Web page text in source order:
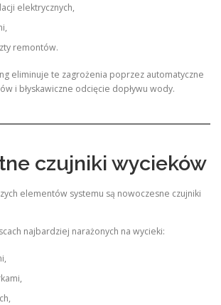
elektrycznych,
remontów.
eliminuje te zagrożenia poprzez automatyczne
i błyskawiczne odcięcie dopływu wody.
czujniki wycieków
elementów systemu są nowoczesne czujniki
najbardziej narażonych na wycieki: